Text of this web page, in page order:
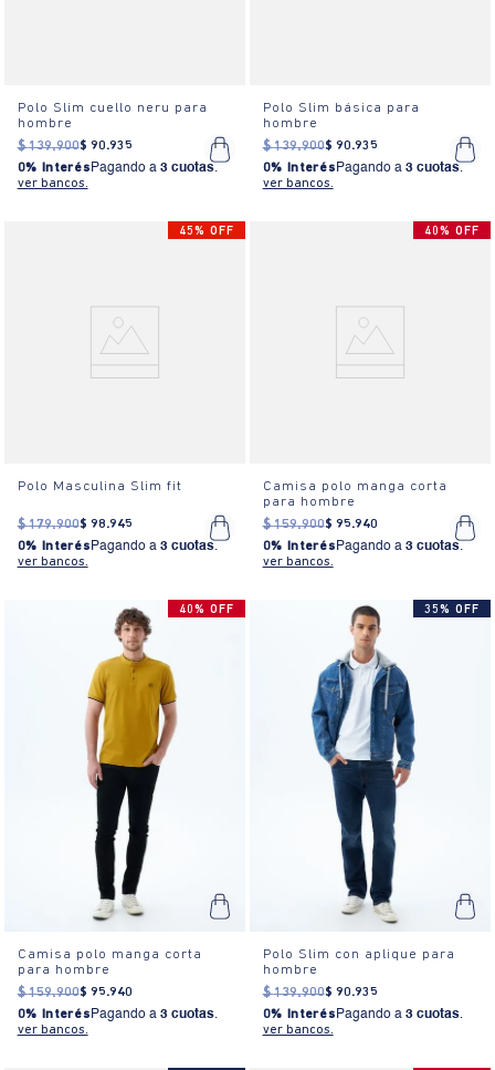
Polo Slim cuello neru para
hombre
$ 139.900$ 90.935
0% Interés Pagando a 3 cuotas.
ver bancos.
Polo Slim básica para
hombre
$ 139.900$ 90.935
0% Interés Pagando a 3 cuotas.
ver bancos.
45% OFF
Polo Masculina Slim fit
$ 179.900$ 98.945
0% Interés Pagando a 3 cuotas.
ver bancos.
40% OFF
Camisa polo manga corta
para hombre
$ 159.900$ 95.940
0% Interés Pagando a 3 cuotas.
ver bancos.
40% OFF
Camisa polo manga corta
para hombre
$ 159.900$ 95.940
0% Interés Pagando a 3 cuotas.
ver bancos.
35% OFF
Polo Slim con aplique para
hombre
$ 139.900$ 90.935
0% Interés Pagando a 3 cuotas.
ver bancos.